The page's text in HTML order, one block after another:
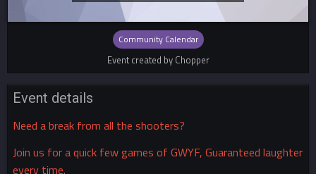
Community Calendar
Event created by Chopper
Event details
Need a break from all the shooters?
Join us for a quick few games of GWYF, Guaranteed laughter
every time.